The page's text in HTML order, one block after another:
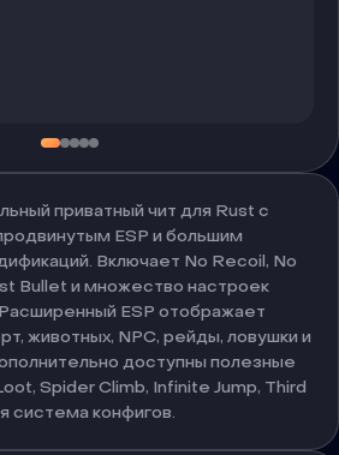
приватный чит для Rust с
ESP и большим
Включает No Recoil, No
Bullet и множество настроек
ESP отображает
животных, NPC, рейды, ловушки и
доступны полезные
Spider Climb, Infinite Jump, Third
система конфигов.